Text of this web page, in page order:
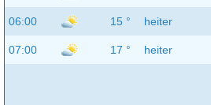
06:00 15 ° heiter
07:00 17 ° heiter